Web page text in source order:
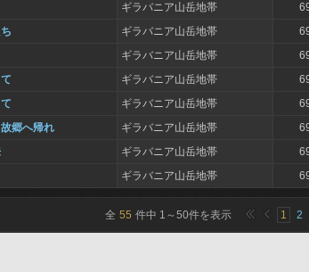
ギラバニア山岳地帯
ギラバニア山岳地帯
ギラバニア山岳地帯
ギラバニア山岳地帯
ギラバニア山岳地帯
郷へ帰れ
ギラバニア山岳地帯
ギラバニア山岳地帯
ギラバニア山岳地帯
全 55 件中 1 ～50件を表示 1 2